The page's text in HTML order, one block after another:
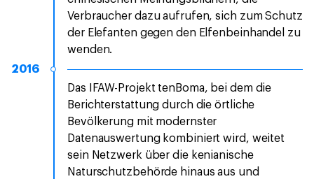
Verbraucher dazu aufrufen, sich zum Schutz
der Elefanten gegen den Elfenbeinhandel zu
wenden.
2016
Das IFAW-Projekt tenBoma, bei dem die
Berichterstattung durch die örtliche
Bevölkerung mit modernster
Datenauswertung kombiniert wird, weitet
sein Netzwerk über die kenianische
Naturschutzbehörde hinaus aus und